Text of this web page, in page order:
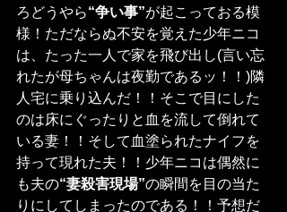
ろどうやら“争い事”が起こっておる模
様！ただならぬ不安を覚えた少年ニコ
は、たった一人で家を飛び出し(言い忘
れたが母ちゃんは夜勤であるッ！！)隣
人宅に乗り込んだ！！そこで目にした
のは床にぐったりと血を流して倒れて
いる妻！！そして血塗られたナイフを
持って現れた夫！！少年ニコは偶然に
も夫の“妻殺害現場”の瞬間を目の当た
りにしてしまったのである！！予想だ